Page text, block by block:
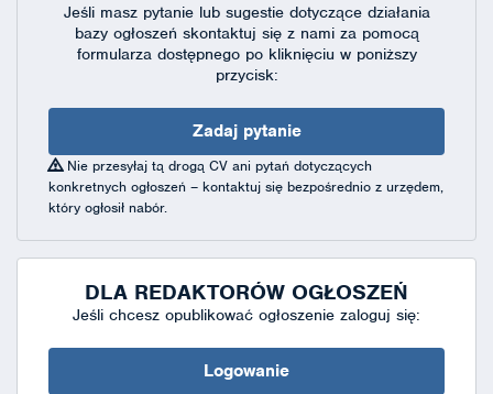
Jeśli masz pytanie lub sugestie dotyczące działania
bazy ogłoszeń skontaktuj się z nami za pomocą
formularza dostępnegopo kliknięciu w poniższy
przycisk:
Zadaj pytanie
Nie przesyłaj tą drogą CV ani pytań dotyczących
konkretnych ogłoszeń – kontaktuj się bezpośrednio z urzędem,
który ogłosił nabór.
DLA REDAKTORÓW OGŁOSZEŃ
Jeśli chcesz opublikować ogłoszenie zaloguj się:
Logowanie